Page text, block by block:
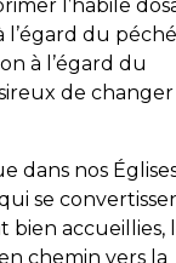
l’habile
l’égard du
à l’égard du
de changer
dans nos
se
bien accueillies,
chemin vers la